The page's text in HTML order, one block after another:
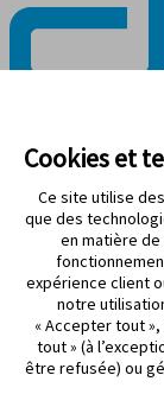
Modalités
Politique de
Énoncé
Préférences
©2026 Abbott.
Cookies et
Ce site utilise
que des
en matière
expérience client
notre
« Accepter tout
tout » (à
être refusée) ou